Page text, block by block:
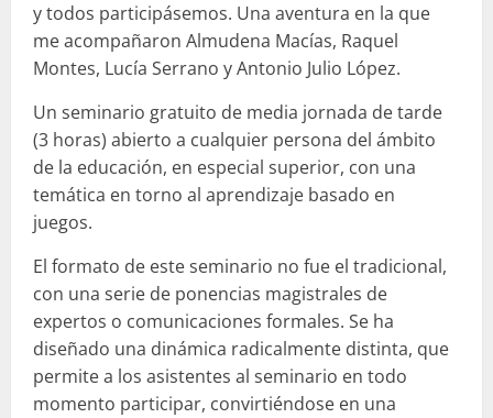
y todos participásemos. Una aventura en la que
me acompañaron Almudena Macías, Raquel
Montes, Lucía Serrano y Antonio Julio López.
Un seminario gratuito de media jornada de tarde
(3 horas) abierto a cualquier persona del ámbito
de la educación, en especial superior, con una
temática en torno al aprendizaje basado en
juegos.
El formato de este seminario no fue el tradicional,
con una serie de ponencias magistrales de
expertos o comunicaciones formales. Se ha
diseñado una dinámica radicalmente distinta, que
permite a los asistentes al seminario en todo
momento participar, convirtiéndose en una